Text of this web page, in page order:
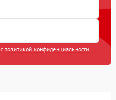
политикой конфиденциальности